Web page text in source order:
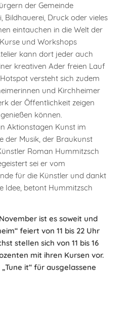
der Gemeinde
Bildhauerei, Druck oder vieles
eintauchen in die Welt der
und Workshops
kann dort jeder auch
kreativen Ader freien Lauf
versteht sich zudem
und Kirchheimer
der Öffentlichkeit zeigen
können.
Aktionstagen Kunst im
der Musik, der Braukunst
Roman Hummitzsch
sei er vom
für die Künstler und dankt
Idee, betont Hummitzsch
ist es soweit und
feiert von 11 bis 22 Uhr
stellen sich von 11 bis 16
mit ihren Kursen vor.
it“ für ausgelassene